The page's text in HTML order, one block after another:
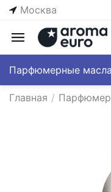
Москва
Парфюмерные масла
Главная /